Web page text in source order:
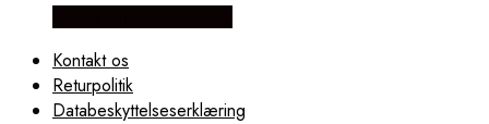
Kontakt os
Returpolitik
Databeskyttelseserklæring